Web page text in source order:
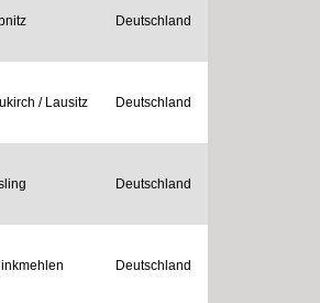
Deutschland
/ Lausitz Deutschland
Deutschland
Deutschland